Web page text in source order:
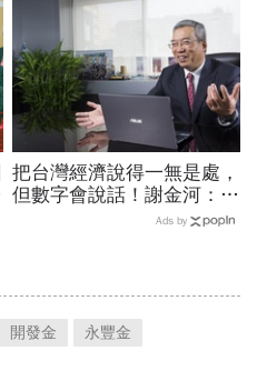
把台灣經濟說得一無是處，
但數字會說話！謝金河：中
國更依賴台灣「仍很需要我
Ads by
開發金 永豐金